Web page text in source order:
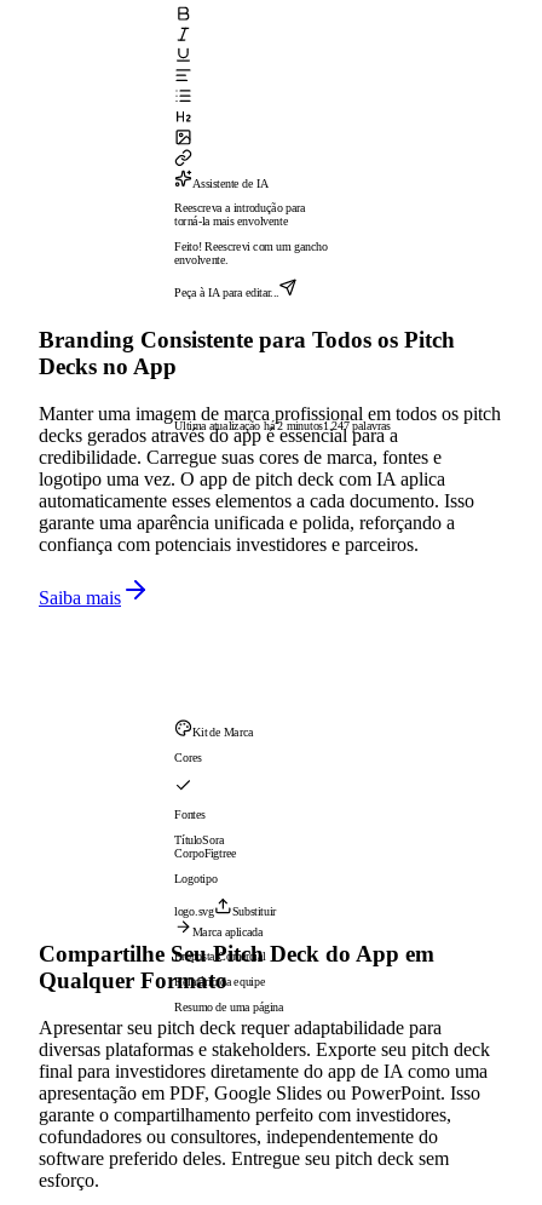
Assistente de IA
Reescreva a introdução para
torná-la mais envolvente
Feito! Reescrevi com um gancho
envolvente.
Peça à IA para editar...
Última atualização há 2 minutos1.247 palavras
Branding Consistente para Todos os Pitch
Decks no App
Manter uma imagem de marca profissional em todos os pitch
decks gerados através do app é essencial para a
credibilidade. Carregue suas cores de marca, fontes e
logotipo uma vez. O app de pitch deck com IA aplica
automaticamente esses elementos a cada documento. Isso
garante uma aparência unificada e polida, reforçando a
confiança com potenciais investidores e parceiros.
Saiba mais
Kit de Marca
Cores
Fontes
TítuloSora
CorpoFigtree
Logotipo
logo.svg
Substituir
Marca aplicada
Proposta Comercial
Relatório da equipe
Resumo de uma página
Compartilhe Seu Pitch Deck do App em
Qualquer Formato
Apresentar seu pitch deck requer adaptabilidade para
diversas plataformas e stakeholders. Exporte seu pitch deck
final para investidores diretamente do app de IA como uma
apresentação em PDF, Google Slides ou PowerPoint. Isso
garante o compartilhamento perfeito com investidores,
cofundadores ou consultores, independentemente do
software preferido deles. Entregue seu pitch deck sem
esforço.